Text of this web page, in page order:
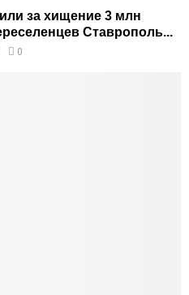
за хищение 3 млн
Ставрополь...
0